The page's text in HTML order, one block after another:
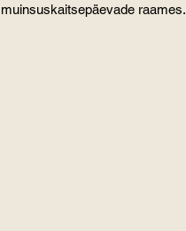
muinsuskaitsepäevade raames.